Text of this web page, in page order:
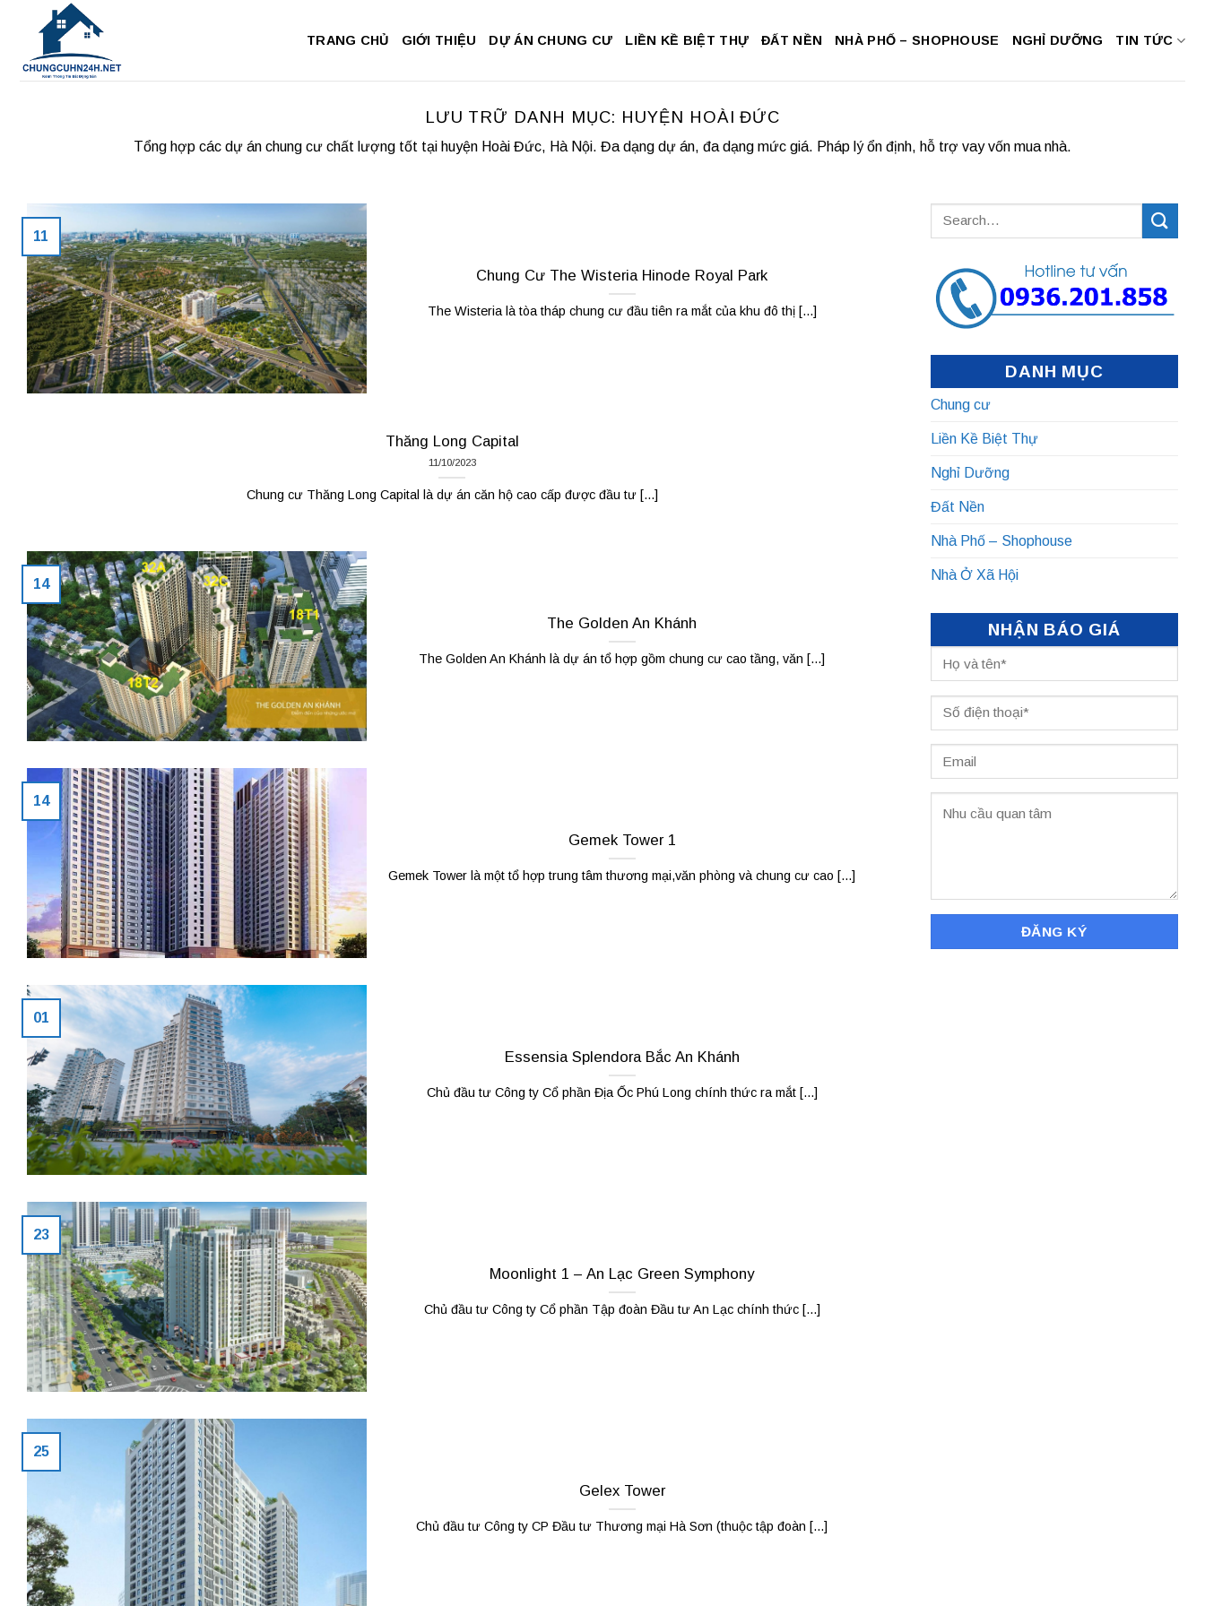
dung
TRANG CHỦ GIỚI THIỆU DỰ ÁN CHUNG CƯ LIỀN KỀ BIỆT THỰ ĐẤT NỀN NHÀ PHỐ – SHOPHOUSE NGHỈ DƯỠNG TIN TỨC
LƯU TRỮ DANH MỤC: HUYỆN HOÀI ĐỨC
Tổng hợp các dự án chung cư chất lượng tốt tại huyện Hoài Đức, Hà Nội. Đa dạng dự án, đa dạng mức giá. Pháp lý ổn định, hỗ trợ vay vốn mua nhà.
Chung Cư The Wisteria Hinode Royal Park
The Wisteria là tòa tháp chung cư đầu tiên ra mắt của khu đô thị [...]
11
Thăng Long Capital
11/10/2023
Chung cư Thăng Long Capital là dự án căn hộ cao cấp được đầu tư [...]
The Golden An Khánh
The Golden An Khánh là dự án tổ hợp gồm chung cư cao tầng, văn [...]
14
Gemek Tower 1
Gemek Tower là một tổ hợp trung tâm thương mại,văn phòng và chung cư cao [...]
14
Essensia Splendora Bắc An Khánh
Chủ đầu tư Công ty Cổ phần Địa Ốc Phú Long chính thức ra mắt [...]
01
Moonlight 1 – An Lạc Green Symphony
Chủ đầu tư Công ty Cổ phần Tập đoàn Đầu tư An Lạc chính thức [...]
23
Gelex Tower
Chủ đầu tư Công ty CP Đầu tư Thương mại Hà Sơn (thuộc tập đoàn [...]
25
DANH MỤC
Chung cư
Liền Kề Biệt Thự
Nghỉ Dưỡng
Đất Nền
Nhà Phố – Shophouse
Nhà Ở Xã Hội
NHẬN BÁO GIÁ